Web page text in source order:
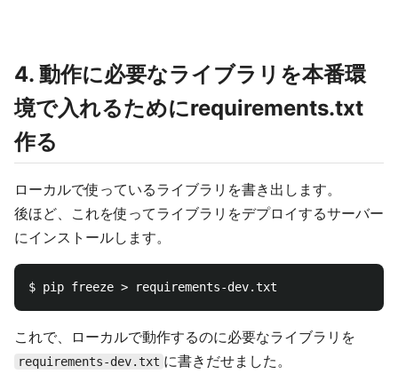
4. 動作に必要なライブラリを本番環
境で入れるためにrequirements.txt
作る
ローカルで使っているライブラリを書き出します。
後ほど、これを使ってライブラリをデプロイするサーバー
にインストールします。
これで、ローカルで動作するのに必要なライブラリを
requirements-dev.txt に書きだせました。